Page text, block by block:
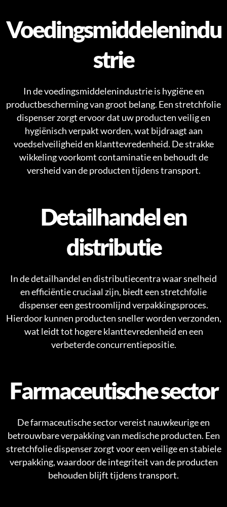
Voedingsmiddelenindu
strie
In de voedingsmiddelenindustrie is hygiëne en
productbescherming van groot belang. Een stretchfolie
dispenser zorgt ervoor dat uw producten veilig en
hygiënisch verpakt worden, wat bijdraagt aan
voedselveiligheid en klanttevredenheid. De strakke
wikkeling voorkomt contaminatie en behoudt de
versheid van de producten tijdens transport.
Detailhandel en
distributie
In de detailhandel en distributiecentra waar snelheid
en efficiëntie cruciaal zijn, biedt een stretchfolie
dispenser een gestroomlijnd verpakkingsproces.
Hierdoor kunnen producten sneller worden verzonden,
wat leidt tot hogere klanttevredenheid en een
verbeterde concurrentiepositie.
Farmaceutische sector
De farmaceutische sector vereist nauwkeurige en
betrouwbare verpakking van medische producten. Een
stretchfolie dispenser zorgt voor een veilige en stabiele
verpakking, waardoor de integriteit van de producten
behouden blijft tijdens transport.